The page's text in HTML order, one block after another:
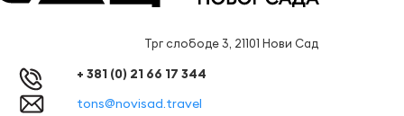
Трг слободе 3, 21101 Нови Сад
+ 381 (0) 21 66 17 344
tons@novisad.travel